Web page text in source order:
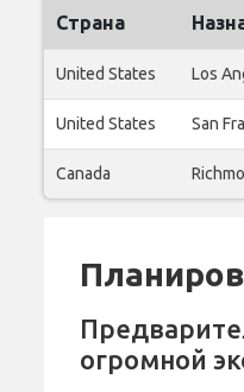
Страна
United States Los
United States San
Canada
огромной